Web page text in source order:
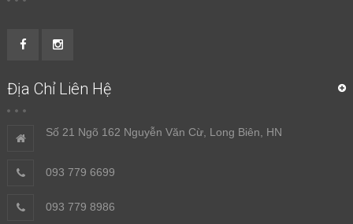
Địa Chỉ Liên Hệ
Số 21 Ngõ 162 Nguyễn Văn Cừ, Long Biên, HN
093 779 6699
093 779 8986